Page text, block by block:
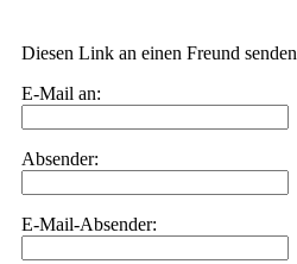
Diesen Link an einen Freund senden
E-Mail an:
Absender:
E-Mail-Absender: